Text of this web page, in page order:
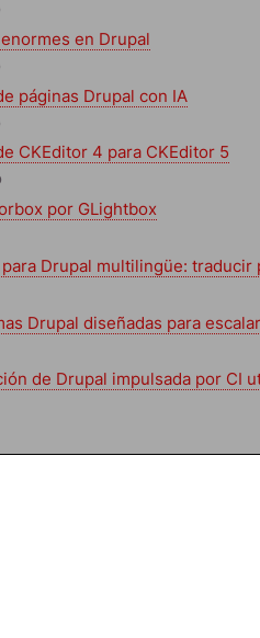
en Drupal
páginas Drupal con IA
CKEditor 4 para CKEditor 5
por GLightbox
Drupal multilingüe:
Drupal diseñadas para escalar
de Drupal impulsada por CI